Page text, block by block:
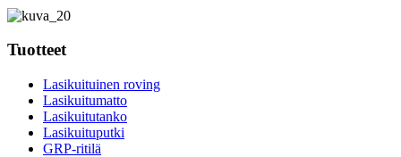
Tuotteet
Lasikuituinen roving
Lasikuitumatto
Lasikuitutanko
Lasikuituputki
GRP-ritilä